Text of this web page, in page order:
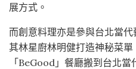
展方式。
而創意料理亦是參與台北當
其林星廚林明健打造神秘菜
「BeGood」餐廳搬到台北